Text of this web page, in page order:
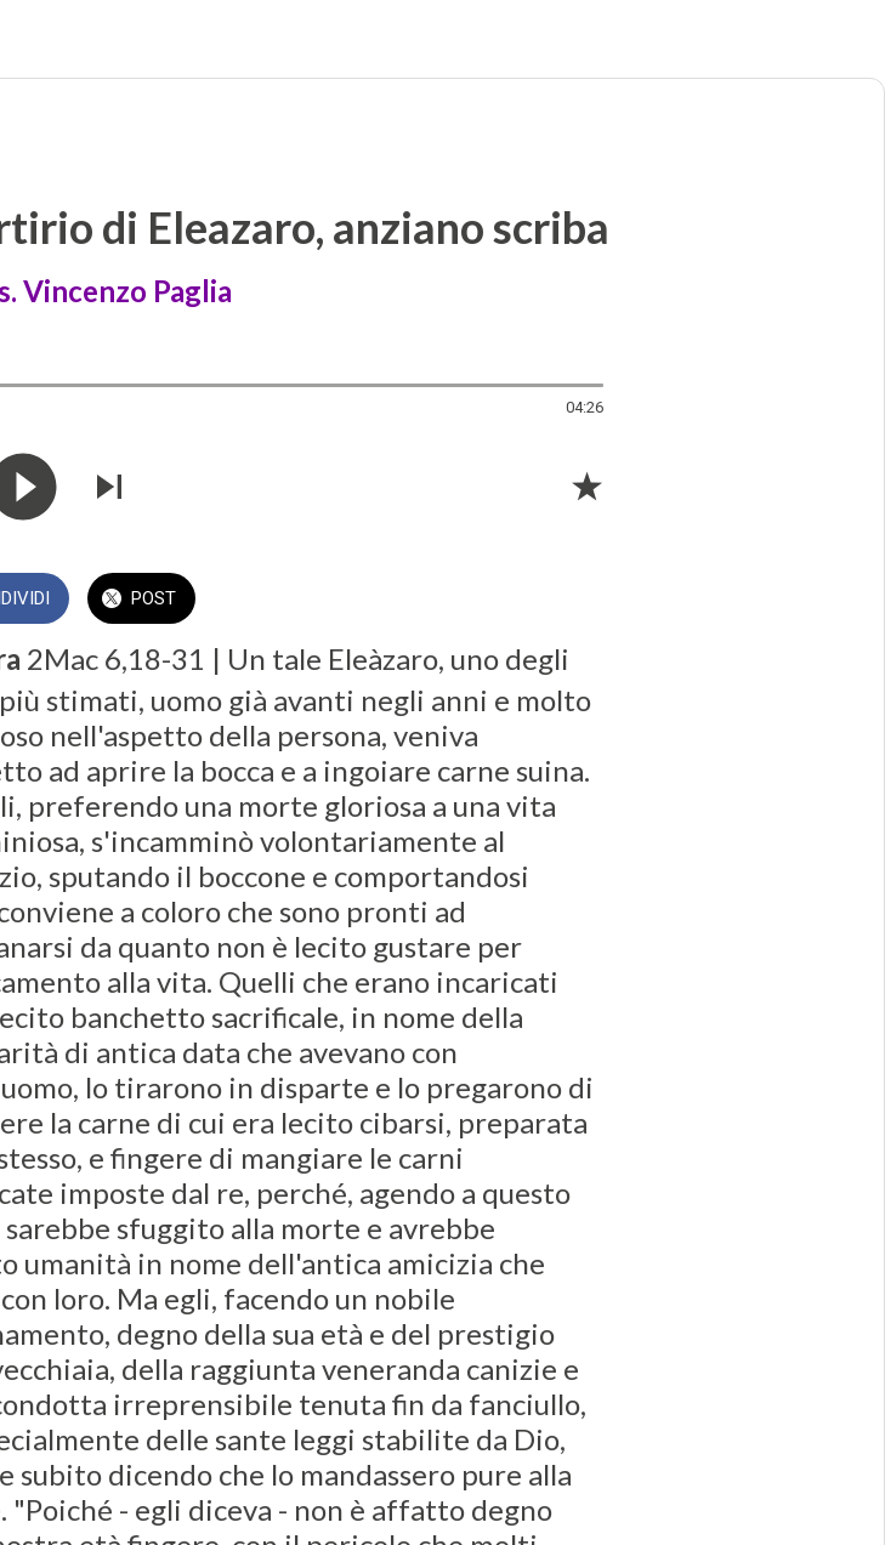
di Eleazaro, anziano scriba
Vincenzo Paglia
04:26
POST
2Mac 6,18-31 | Un tale Eleàzaro, uno degli
stimati, uomo già avanti negli anni e molto
nell'aspetto della persona, veniva
ad aprire la bocca e a ingoiare carne suina.
preferendo una morte gloriosa a una vita
s'incamminò volontariamente al
sputando il boccone e comportandosi
a coloro che sono pronti ad
da quanto non è lecito gustare per
alla vita. Quelli che erano incaricati
banchetto sacrificale, in nome della
di antica data che avevano con
lo tirarono in disparte e lo pregarono di
la carne di cui era lecito cibarsi, preparata
e fingere di mangiare le carni
imposte dal re, perché, agendo a questo
sarebbe sfuggito alla morte e avrebbe
umanità in nome dell'antica amicizia che
loro. Ma egli, facendo un nobile
degno della sua età e del prestigio
della raggiunta veneranda canizie e
irreprensibile tenuta fin da fanciullo,
delle sante leggi stabilite da Dio,
subito dicendo che lo mandassero pure alla
"Poiché - egli diceva - non è affatto degno